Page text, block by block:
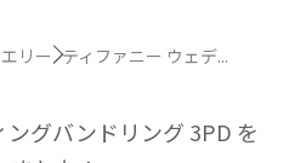
リー ティファニー ウェデ...
グバンドリング 3PD を